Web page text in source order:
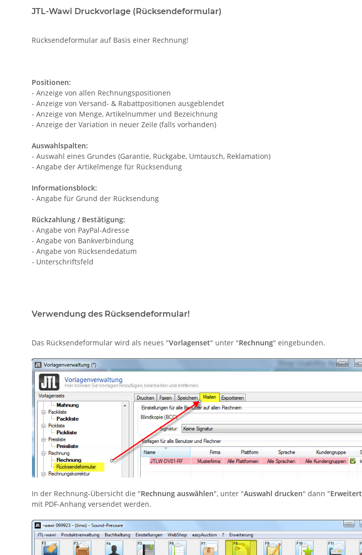
JTL-Wawi Druckvorlage (Rücksendeformular)
Rücksendeformular auf Basis einer Rechnung!
Positionen:
- Anzeige von allen Rechnungspositionen
- Anzeige von Versand- & Rabattpositionen ausgeblendet
- Anzeige von Menge, Artikelnummer und Bezeichnung
- Anzeige der Variation in neuer Zeile (falls vorhanden)
Auswahlspalten:
- Auswahl eines Grundes (Garantie, Rückgabe, Umtausch, Reklamation)
- Angabe der Artikelmenge für Rücksendung
Informationsblock:
- Angabe für Grund der Rücksendung
Rückzahlung / Bestätigung:
- Angabe von PayPal-Adresse
- Angabe von Bankverbindung
- Angabe von Rücksendedatum
- Unterschriftsfeld
Verwendung des Rücksendeformular!
Das Rücksendeformular wird als neues "Vorlagenset" unter "Rechnung" eingebunden.
In der Rechnung-Übersicht die "Rechnung auswählen", unter "Auswahl drucken" dann "Erweitert
mit PDF-Anhang versendet werden.